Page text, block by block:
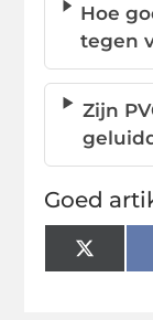
Hoe
tegen
Zijn
Goed
X